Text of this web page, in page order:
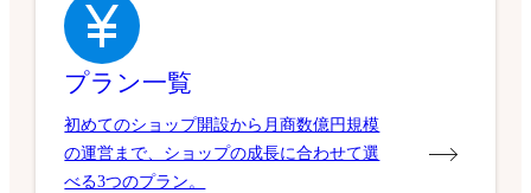
プラン一覧
初めてのショップ開設から月商数億円規模
の運営まで、ショップの成長に合わせて選
べる3つのプラン。